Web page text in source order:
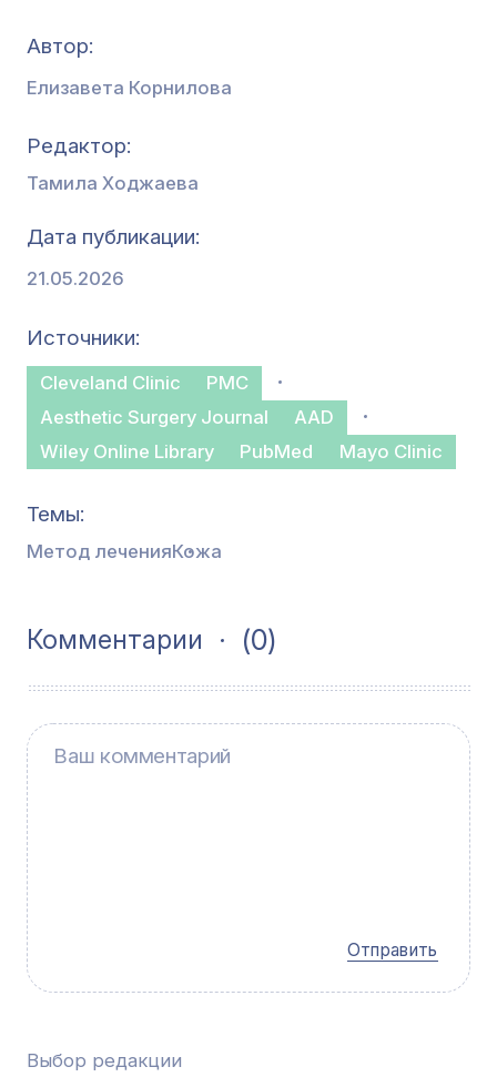
Автор:
Елизавета Корнилова
Редактор
Тамила Ходжаева
Дата публикации
21.05.2026
Источники
Cleveland Clinic
PMC
Aesthetic Surgery Journal
AAD
Wiley Online Library
PubMed Mayo Clinic
Темы
Метод леченияКожа
Комментарии (0)
Отправить
Выбор редакции